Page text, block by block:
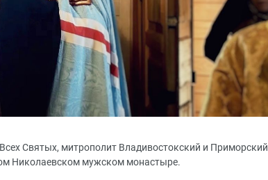
Святых, митрополит Владивостокский и Приморский
Николаевском мужском монастыре.